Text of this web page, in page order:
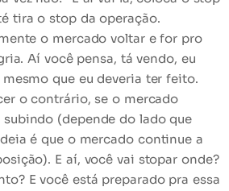
tira o stop da operação.
o mercado voltar e for pro
Aí você pensa, tá vendo, eu
que eu deveria ter feito.
o contrário, se o mercado
(depende do lado que
é que o mercado continue a
). E aí, você vai stopar onde?
E você está preparado pra essa